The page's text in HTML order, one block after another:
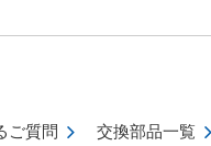
ご質問 交換部品一覧